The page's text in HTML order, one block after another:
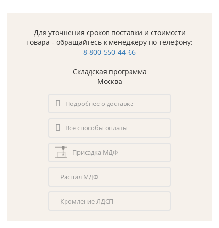
Для уточнения сроков поставки и стоимости
товара - обращайтесь к менеджеру по телефону:
8-800-550-44-66
Складская программа
Москва
Подробнее о доставке
Все способы оплаты
Присадка МДФ
Распил МДФ
Кромление ЛДСП